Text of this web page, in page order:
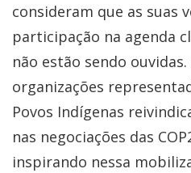
consideram que as suas
participação na agenda
não estão sendo
organizações
Povos Indígenas
nas negociações das
inspirando nessa